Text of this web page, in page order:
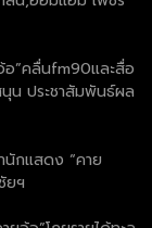
อ”คลื่นfm90และสื่อ
น ประชาสัมพันธ์ผล
กแสดง “คาย
ยฯ